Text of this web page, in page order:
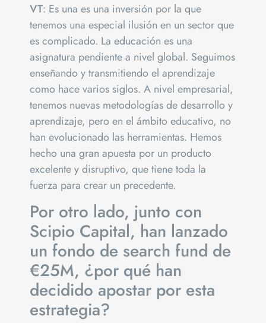
VT: Es una es una inversión por la que
tenemos una especial ilusión en un sector que
es complicado. La educación es una
asignatura pendiente a nivel global. Seguimos
enseñando y transmitiendo el aprendizaje
como hace varios siglos. A nivel empresarial,
tenemos nuevas metodologías de desarrollo y
aprendizaje, pero en el ámbito educativo, no
han evolucionado las herramientas. Hemos
hecho una gran apuesta por un producto
excelente y disruptivo, que tiene toda la
fuerza para crear un precedente.
Por otro lado, junto con
Scipio Capital, han lanzado
un fondo de search fund de
€25M, ¿por qué han
decidido apostar por esta
estrategia?